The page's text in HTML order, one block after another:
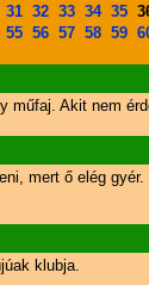
31 32 33 34 35
55 56 57 58 59
Akit nem
mert ő elég gyér.
klubja.